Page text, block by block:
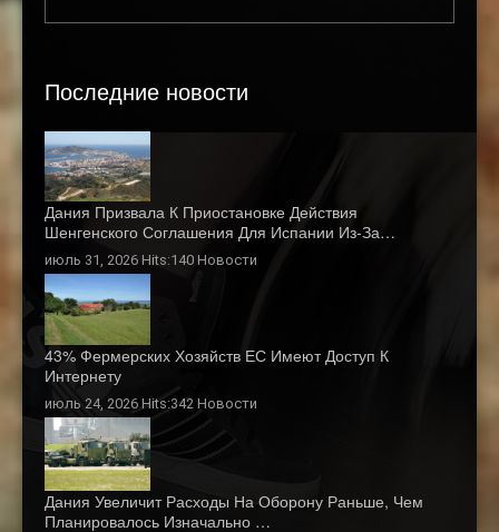
Последние новости
Дания Призвала К Приостановке Действия
Шенгенского Соглашения Для Испании Из-За…
июль 31, 2026 Hits:140 Новости
43% Фермерских Хозяйств ЕС Имеют Доступ К
Интернету
июль 24, 2026 Hits:342 Новости
Дания Увеличит Расходы На Оборону Раньше, Чем
Планировалось Изначально …